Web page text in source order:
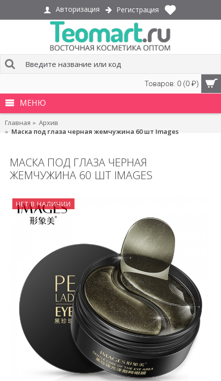
Авторизация Регистрация
Товаров: 0 (0 ₽)
МЕНЮ
Главная
Архив
Маска под глаза черная жемчужина 60 шт Images
МАСКА ПОД ГЛАЗА ЧЕРНАЯ
ЖЕМЧУЖИНА 60 ШТ IMAGES
НЕТ В НАЛИЧИИ